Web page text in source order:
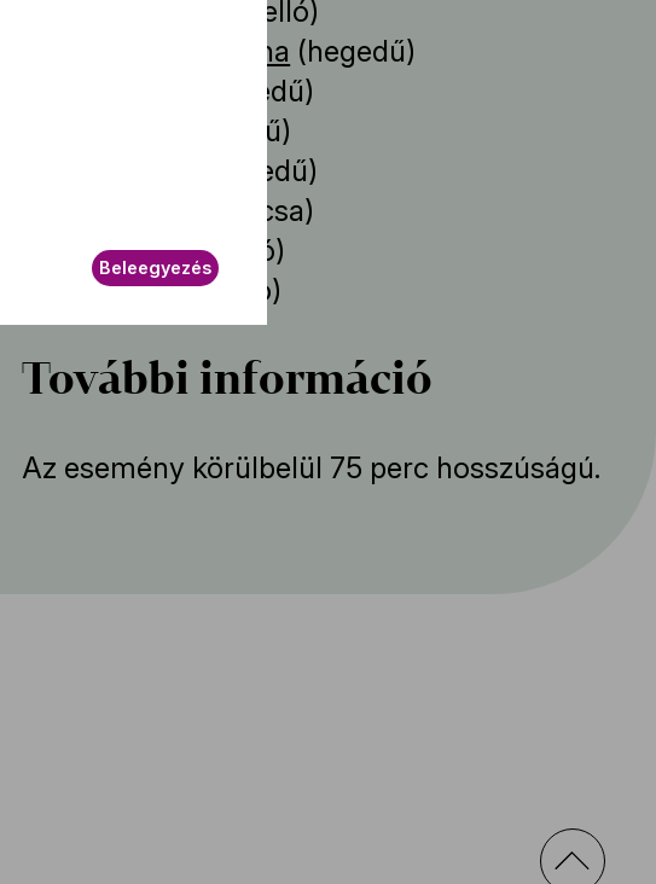
(cselló)
Berentés Zsuzsanna (hegedű)
(hegedű)
(hegedű)
(hegedű)
(brácsa)
Szabó Péter(cselló)
Sovány Rita(cselló)
További információ
Az esemény körülbelül 75 perc hosszúságú.
Beleegyezés